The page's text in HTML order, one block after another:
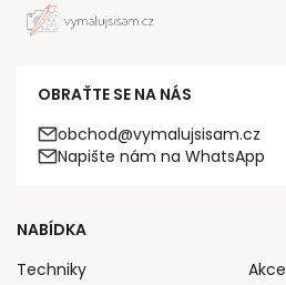
OBRAŤTE SE NA NÁS
obchod@vymalujsisam.cz
Napište nám na WhatsApp
NABÍDKA
Techniky
Akce